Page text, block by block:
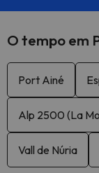
O tempo em
Port Ainé
Alp 2500 (La
Vall de Núria